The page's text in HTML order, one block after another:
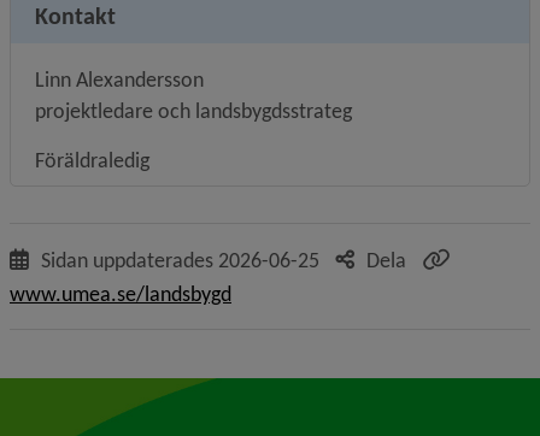
Kontakt
Linn Alexandersson
projektledare och landsbygdsstrateg
Föräldraledig
Sidan uppdaterades 2026-06-25
Dela
www.umea.se/landsbygd